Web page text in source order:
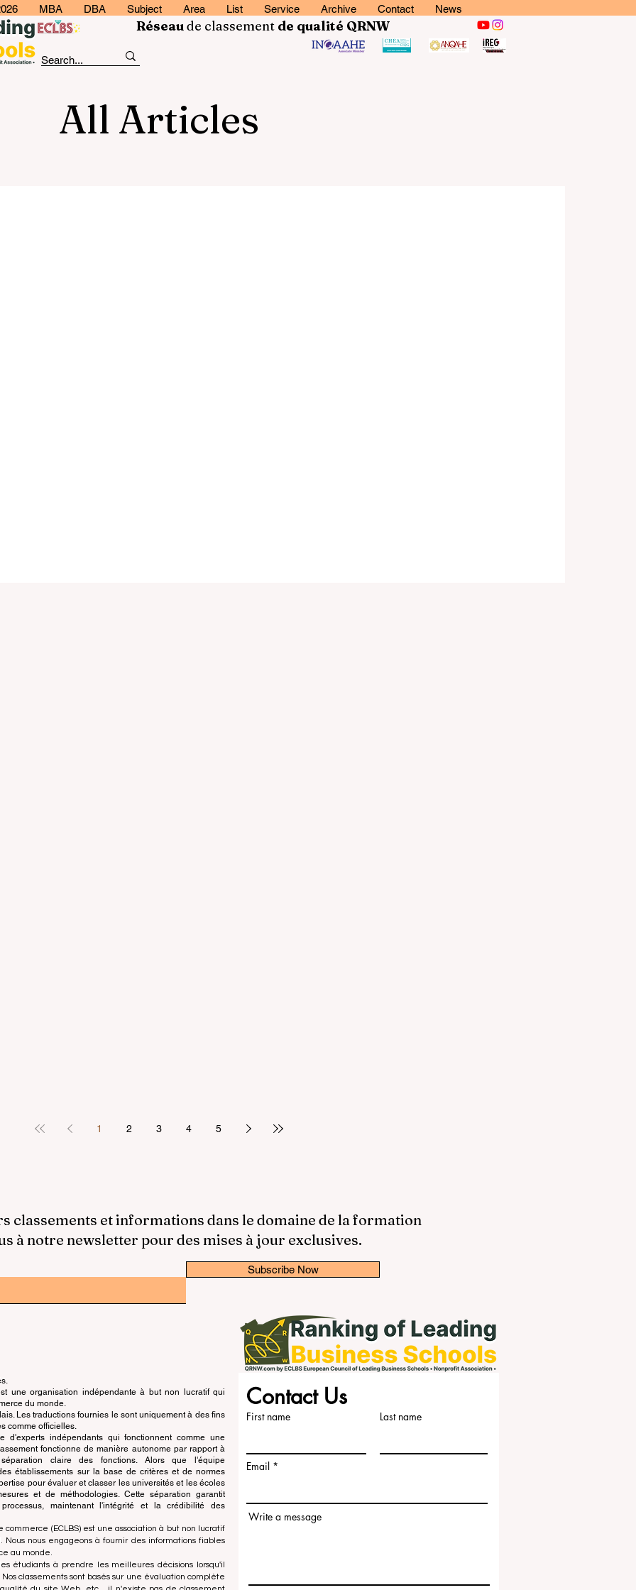
MBA DBA Subject Area List Service Archive Contact News
Réseaude classement de qualité QRNW
All Articles
1 2 3 4 5
classements et informations dans le domaine de la formation
à notre newsletter pour des mises à jour exclusives.
Subscribe Now
une organisation indépendante à but non lucratif qui
du monde.
Les traductions fournies le sont uniquement à des fins
comme officielles.
d'experts indépendants qui fonctionnent comme une
fonctionne de manière autonome par rapport à
claire des fonctions. Alors que l'équipe
établissements sur la base de critères et de normes
pour évaluer et classer les universités et les écoles
et de méthodologies. Cette séparation garantit
maintenant l'intégrité et la crédibilité des
(ECLBS) est une association à but non lucratif
nous engageons à fournir des informations fiables
au monde.
étudiants à prendre les meilleures décisions lorsqu'il
classements sont basés sur une évaluation complète
Contact Us
First name Last name
Email
Write a message